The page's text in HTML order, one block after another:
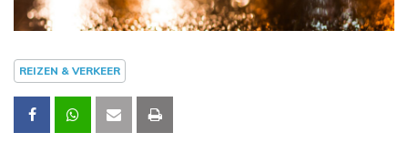
REIZEN & VERKEER